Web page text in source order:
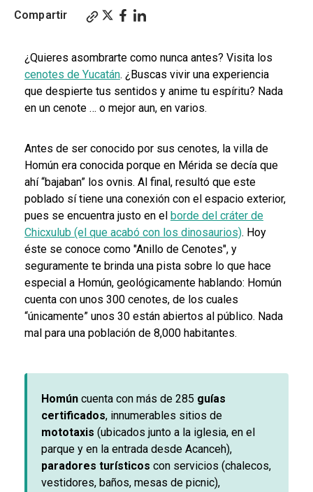
Compartir
¿Quieres asombrarte como nunca antes? Visita los
cenotes de Yucatán. ¿Buscas vivir una experiencia
que despierte tus sentidos y anime tu espíritu? Nada
en un cenote … o mejor aun, en varios.
Antes de ser conocido por sus cenotes, la villa de
Homún era conocida porque en Mérida se decía que
ahí “bajaban” los ovnis. Al final, resultó que este
poblado sí tiene una conexión con el espacio exterior,
pues se encuentra justo en el borde del cráter de
Chicxulub (el que acabó con los dinosaurios). Hoy
éste se conoce como "Anillo de Cenotes", y
seguramente te brinda una pista sobre lo que hace
especial a Homún, geológicamente hablando: Homún
cuenta con unos 300 cenotes, de los cuales
“únicamente” unos 30 están abiertos al público. Nada
mal para una población de 8,000 habitantes.
Homún cuenta con más de 285 guías
certificados, innumerables sitios de
mototaxis (ubicados junto a la iglesia, en el
parque y en la entrada desde Acanceh),
paradores turísticos con servicios (chalecos,
vestidores, baños, mesas de picnic),